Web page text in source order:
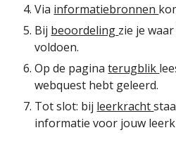
Via informatiebronnen
Bij beoordeling zie je
voldoen.
Op de paginaterugblik
webquest hebt geleerd.
Tot slot: bij leerkracht
informatie voor jouw